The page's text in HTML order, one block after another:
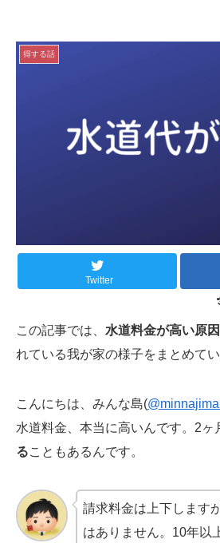
得する話
Twitter
この記事では、 水道料金が高い原因
れている我が家の様子をまとめてい
こんにちは、みんな島(
水道料金、本当に高いんです。2ヶ
ることもあるんです。
請求料金は上下します
はありません。10年以